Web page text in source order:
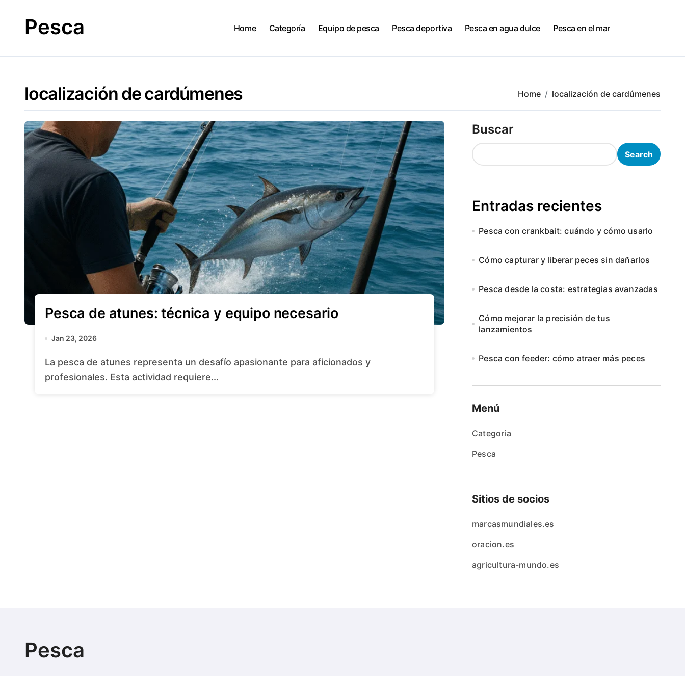
contentPesca Home Categoría Equipo de pesca Pesca deportiva Pesca en agua dulce Pesca en el mar
localización de cardúmenes Home localización de cardúmenes
Pesca de atunes: técnica y equipo necesario
Jan 23, 2026
La pesca de atunes representa un desafío apasionante para aficionados y
profesionales. Esta actividad requiere...
Buscar
Search
Entradas recientes
Pesca con crankbait: cuándo y cómo usarlo
Cómo capturar y liberar peces sin dañarlos
Pesca desde la costa: estrategias avanzadas
Cómo mejorar la precisión de tus
lanzamientos
Pesca con feeder: cómo atraer más peces
Menú
Categoría
Pesca
Sitios de socios
marcasmundiales.es
oracion.es
agricultura-mundo.es
Pesca